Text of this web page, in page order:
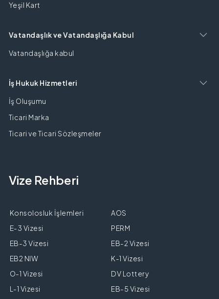
Yeşil Kart
Vatandaşlık ve Vatandaşlığa Kabul
Vatandaşlığa kabul
İş Hukuk Hizmetleri
İş Oluşumu
Ticari Marka
Ticari ve Ticari Sözleşmeler
Vize Rehberi
Konsolosluk İşlemleri
AOS
E-3 Vizesi
PERM
EB-3 Vizesi
EB-2 Vizesi
EB2 NIW
K-1 Vizesi
O-1 Vizesi
DV Lottery
L-1 Vizesi
EB-5 Vizesi